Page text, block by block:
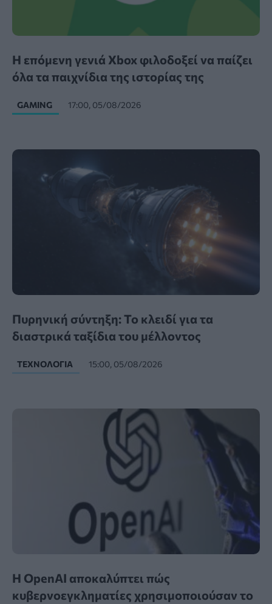
Η επόμενη γενιά Xbox φιλοδοξεί να παίζει
όλα τα παιχνίδια της ιστορίας της
GAMING 17:00, 05/08/2026
Πυρηνική σύντηξη: Το κλειδί για τα
διαστρικά ταξίδια του μέλλοντος
ΤΕΧΝΟΛΟΓΊΑ 15:00, 05/08/2026
Η OpenAI αποκαλύπτει πώς
κυβερνοεγκληματίες χρησιμοποιούσαν το